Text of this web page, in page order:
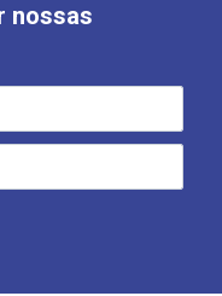
nossas